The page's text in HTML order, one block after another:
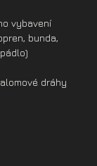
vybavení
bunda,
dráhy